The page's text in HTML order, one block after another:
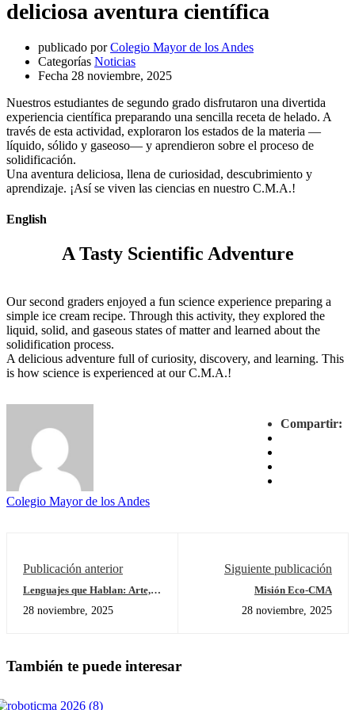
deliciosa aventura científica
publicado por Colegio Mayor de los Andes
Categorías Noticias
Fecha 28 noviembre, 2025
Nuestros estudiantes de segundo grado disfrutaron una divertida
experiencia científica preparando una sencilla receta de helado. A
través de esta actividad, exploraron los estados de la materia —
líquido, sólido y gaseoso— y aprendieron sobre el proceso de
solidificación.
Una aventura deliciosa, llena de curiosidad, descubrimiento y
aprendizaje. ¡Así se viven las ciencias en nuestro C.M.A.!
English
A Tasty Scientific Adventure
Our second graders enjoyed a fun science experience preparing a
simple ice cream recipe. Through this activity, they explored the
liquid, solid, and gaseous states of matter and learned about the
solidification process.
A delicious adventure full of curiosity, discovery, and learning. This
is how science is experienced at our C.M.A.!
Compartir:
Colegio Mayor de los Andes
Publicación anterior
Lenguajes que Hablan: Arte,
28 noviembre, 2025
Siguiente publicación
Misión Eco-CMA
28 noviembre, 2025
También te puede interesar